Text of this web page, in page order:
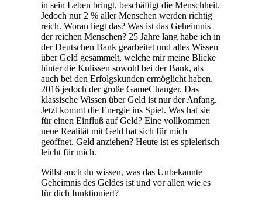
in sein Leben bringt, beschäftigt die Menschheit.
Jedoch nur 2 % aller Menschen werden richtig
reich. Woran liegt das? Was ist das Geheimnis
der reichen Menschen? 25 Jahre lang habe ich in
der Deutschen Bank gearbeitet und alles Wissen
über Geld gesammelt, welche mir meine Blicke
hinter die Kulissen sowohl bei der Bank, als
auch bei den Erfolgskunden ermöglicht haben.
2016 jedoch der große GameChanger. Das
klassische Wissen über Geld ist nur der Anfang.
Jetzt kommt die Energie ins Spiel. Was hat sie
für einen Einfluß auf Geld? Eine vollkommen
neue Realität mit Geld hat sich für mich
geöffnet. Geld anziehen? Heute ist es spielerisch
leicht für mich.
Willst auch du wissen, was das Unbekannte
Geheimnis des Geldes ist und vor allen wie es
für dich funktioniert?